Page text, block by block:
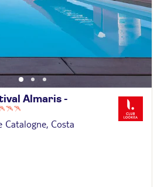
Almaris -
Catalogne, Costa